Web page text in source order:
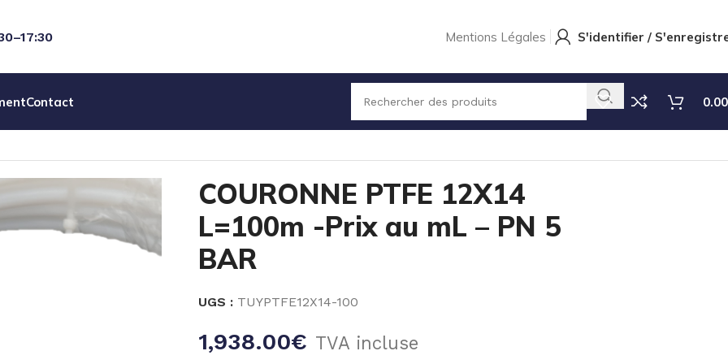
Mentions Légales S'identifier /
Contact
0.00
COURONNE PTFE 12X14
L=100m -Prix au mL – PN 5
BAR
UGS : TUYPTFE12X14-100
1,938.00€ TVA incluse